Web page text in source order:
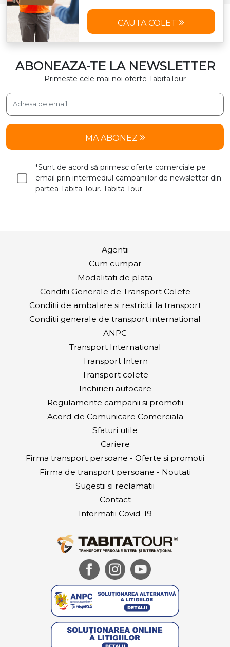
CAUTA COLET
ABONEAZA-TE LA NEWSLETTER
Primeste cele mai noi oferte TabitaTour
MA ABONEZ
*Sunt de acord să primesc oferte comerciale pe
email prin intermediul campaniilor de newsletter din
partea Tabita Tour. Tabita Tour.
Agentii
Cum cumpar
Modalitati de plata
Conditii Generale de Transport Colete
Conditii de ambalare si restrictii la transport
Conditii generale de transport international
ANPC
Transport International
Transport Intern
Transport colete
Inchirieri autocare
Regulamente campanii si promotii
Acord de Comunicare Comerciala
Sfaturi utile
Cariere
Firma transport persoane - Oferte si promotii
Firma de transport persoane - Noutati
Sugestii si reclamatii
Contact
Informatii Covid-19